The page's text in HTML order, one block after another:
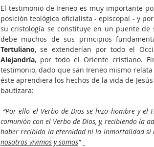
El testimonio de Ireneo es muy importante
posición teológica oficialista - episcopal - y
su cristología se constituye en un puente
debe muchos de sus principios
Tertuliano, se extenderían por todo el
Alejandría, por todo el Oriente cristiano.
testimonio, dado que san Ireneo mismo
éste aprendiera los hechos de la vida de
bautizara:
“Por ello el Verbo de Dios se hizo hombre y
comunión con el Verbo de Dios, y, recibiendo la
nosotros vivimos y somos”